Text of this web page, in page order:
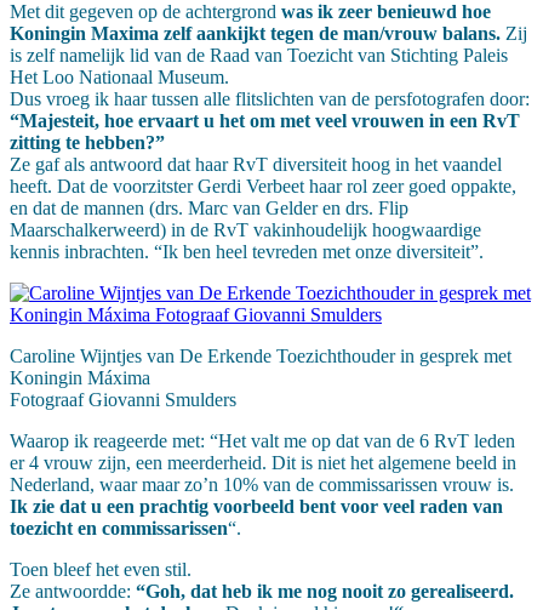
Met dit gegeven op de achtergrond was ik zeer benieuwd hoe
Koningin Maxima zelf aankijkt tegen de man/vrouw balans. Zij
is zelf namelijk lid van de Raad van Toezicht van Stichting Paleis
Het Loo Nationaal Museum.
Dus vroeg ik haar tussen alle flitslichten van de persfotografen door:
“Majesteit, hoe ervaart u het om met veel vrouwen in een RvT
zitting te hebben?”
Ze gaf als antwoord dat haar RvT diversiteit hoog in het vaandel
heeft. Dat de voorzitster Gerdi Verbeet haar rol zeer goed oppakte,
en dat de mannen (drs. Marc van Gelder en drs. Flip
Maarschalkerweerd) in de RvT vakinhoudelijk hoogwaardige
kennis inbrachten. “Ik ben heel tevreden met onze diversiteit”.
Caroline Wijntjes van De Erkende Toezichthouder in gesprek met
Koningin Máxima
Fotograaf Giovanni Smulders
Waarop ik reageerde met: “Het valt me op dat van de 6 RvT leden
er 4 vrouw zijn, een meerderheid. Dit is niet het algemene beeld in
Nederland, waar maar zo’n 10% van de commissarissen vrouw is.
Ik zie dat u een prachtig voorbeeld bent voor veel raden van
toezicht en commissarissen“.
Toen bleef het even stil.
Ze antwoordde: “Goh, dat heb ik me nog nooit zo gerealiseerd.